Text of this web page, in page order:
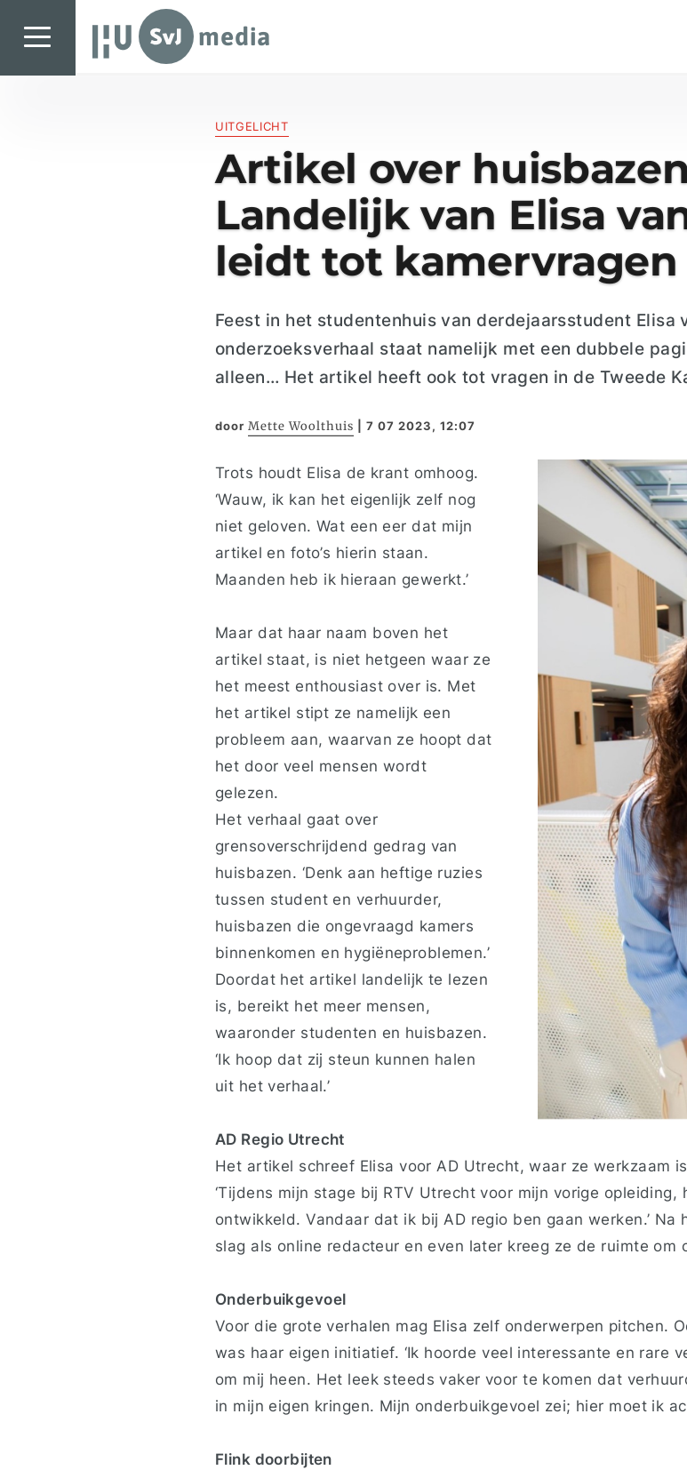
SvJ media
UITGELICHT
Artikel over
Landelijk van Elisa
leidt tot kamervragen
Feest in het studentenhuis van derdejaarsstudent Elisa
onderzoeksverhaal staat namelijk met een dubbele
alleen… Het artikel heeft ook tot vragen in de Tweede
door Mette Woolthuis 7 07 2023, 12:07
Trots houdt Elisa de krant omhoog.
‘Wauw, ik kan het eigenlijk zelf nog
niet geloven. Wat een eer dat mijn
artikel en foto’s hierin staan.
Maanden heb ik hieraan gewerkt.’
Maar dat haar naam boven het
artikel staat, is niet hetgeen waar ze
het meest enthousiast over is. Met
het artikel stipt ze namelijk een
probleem aan, waarvan ze hoopt dat
het door veel mensen wordt
gelezen.
Het verhaal gaat over
grensoverschrijdend gedrag van
huisbazen. ‘Denk aan heftige ruzies
tussen student en verhuurder,
huisbazen die ongevraagd kamers
binnenkomen en hygiëneproblemen.’
Doordat het artikel landelijk te lezen
is, bereikt het meer mensen,
waaronder studenten en huisbazen.
‘Ik hoop dat zij steun kunnen halen
uit het verhaal.’
AD Regio Utrecht
Het artikel schreef Elisa voor AD Utrecht, waar ze werkzaam
‘Tijdens mijn stage bij RTV Utrecht voor mijn vorige
ontwikkeld. Vandaar dat ik bij AD regio ben gaan werken.’
slag als online redacteur en even later kreeg ze de ruimte om
Onderbuikgevoel
Voor die grote verhalen mag Elisa zelf onderwerpen pitchen.
was haar eigen initiatief. ‘Ik hoorde veel interessante en rare
om mij heen. Het leek steeds vaker voor te komen dat
in mijn eigen kringen. Mijn onderbuikgevoel zei; hier moet ik
Flink doorbijten
Specials & International
In de praktijk
Freelancebureau
Introductiefestival
Agenda & Vacatures